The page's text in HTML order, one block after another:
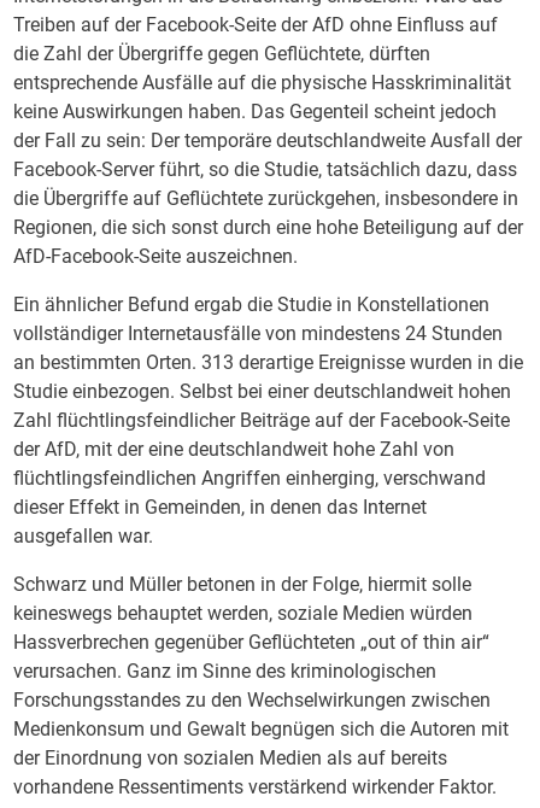
Treiben auf der Facebook-Seite der AfD ohne Einfluss auf
die Zahl der Übergriffe gegen Geflüchtete, dürften
entsprechende Ausfälle auf die physische Hasskriminalität
keine Auswirkungen haben. Das Gegenteil scheint jedoch
der Fall zu sein: Der temporäre deutschlandweite Ausfall der
Facebook-Server führt, so die Studie, tatsächlich dazu, dass
die Übergriffe auf Geflüchtete zurückgehen, insbesondere in
Regionen, die sich sonst durch eine hohe Beteiligung auf der
AfD-Facebook-Seite auszeichnen.
Ein ähnlicher Befund ergab die Studie in Konstellationen
vollständiger Internetausfälle von mindestens 24 Stunden
an bestimmten Orten. 313 derartige Ereignisse wurden in die
Studie einbezogen. Selbst bei einer deutschlandweit hohen
Zahl flüchtlingsfeindlicher Beiträge auf der Facebook-Seite
der AfD, mit der eine deutschlandweit hohe Zahl von
flüchtlingsfeindlichen Angriffen einherging, verschwand
dieser Effekt in Gemeinden, in denen das Internet
ausgefallen war.
Schwarz und Müller betonen in der Folge, hiermit solle
keineswegs behauptet werden, soziale Medien würden
Hassverbrechen gegenüber Geflüchteten „out of thin air“
verursachen. Ganz im Sinne des kriminologischen
Forschungsstandes zu den Wechselwirkungen zwischen
Medienkonsum und Gewalt begnügen sich die Autoren mit
der Einordnung von sozialen Medien als auf bereits
vorhandene Ressentiments verstärkend wirkender Faktor.